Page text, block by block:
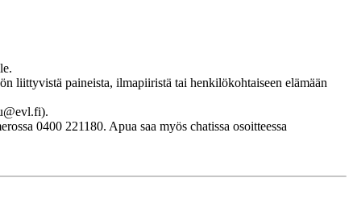
liittyvistä paineista, ilmapiiristä tai henkilökohtaiseen elämään
0400 221180. Apua saa myös chatissa osoitteessa